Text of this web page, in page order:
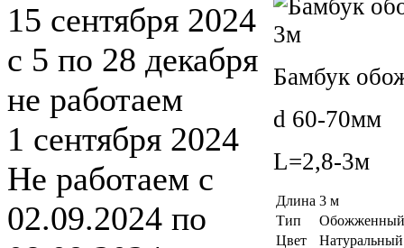
15 сентября 2024
с 5 по 28 декабря
не работаем
1 сентября 2024
Не работаем с
02.09.2024 по
Бамбук
d 60-70мм
L=2,8-3м
Длина 3 м
Тип
Цвет
Натуральный